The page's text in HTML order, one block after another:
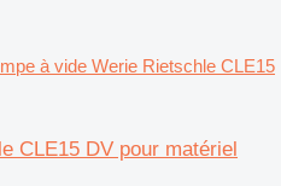
à vide Werie Rietschle CLE15
CLE15 DV pour matériel